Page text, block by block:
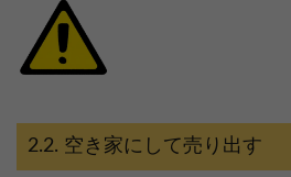
空き家にして売り出す